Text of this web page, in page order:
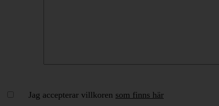
Jag accepterar villkoren som finns här